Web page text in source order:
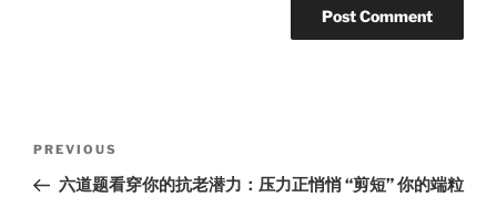
navigation
Previous
Post
PREVIOUS
六道题看穿你的抗老潜力：压力正悄悄 “剪短” 你的端粒